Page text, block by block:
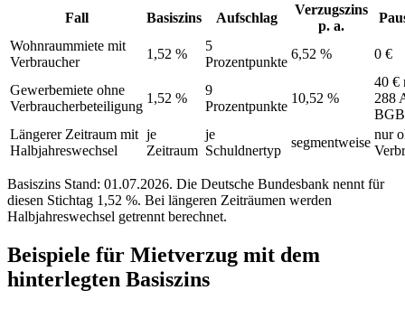
Fall
Basiszins Aufschlag
Verzugszins
p. a.
Wohnraummiete mit
Verbraucher
1,52 %
5
Prozentpunkte
6,52 % 0 €
Gewerbemiete ohne
Verbraucherbeteiligung
1,52 %
9
Prozentpunkte
10,52 %
40 €
288
BGB
Längerer Zeitraum mit
Halbjahreswechsel
je
Zeitraum
je
Schuldnertyp
segmentweise
nur
Basiszins Stand: 01.07.2026. Die Deutsche Bundesbank nennt für
diesen Stichtag 1,52 %. Bei längeren Zeiträumen werden
Halbjahreswechsel getrennt berechnet.
Beispiele für Mietverzug mit dem
hinterlegten Basiszins